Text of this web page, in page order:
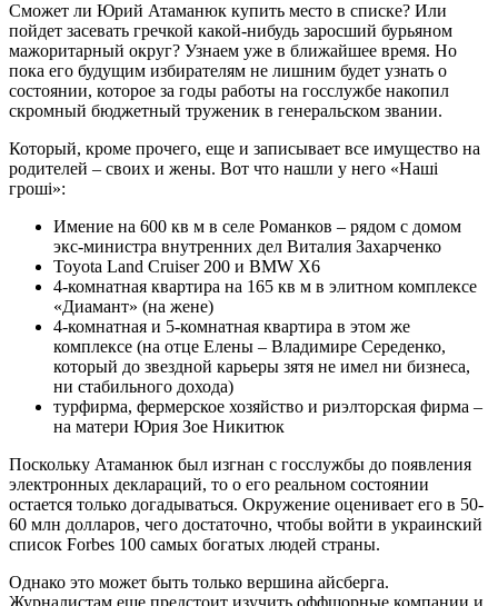
Сможет ли Юрий Атаманюк купить место в списке? Или
пойдет засевать гречкой какой-нибудь заросший бурьяном
мажоритарный округ? Узнаем уже в ближайшее время. Но
пока его будущим избирателям не лишним будет узнать о
состоянии, которое за годы работы на госслужбе накопил
скромный бюджетный труженик в генеральском звании.
Который, кроме прочего, еще и записывает все имущество на
родителей – своих и жены. Вот что нашли у него «Наші
гроші»:
Имение на 600 кв м в селе Романков – рядом с домом
экс-министра внутренних дел Виталия Захарченко
Toyota Land Cruiser 200 и BMW X6
4-комнатная квартира на 165 кв м в элитном комплексе
«Диамант» (на жене)
4-комнатная и 5-комнатная квартира в этом же
комплексе (на отце Елены – Владимире Середенко,
который до звездной карьеры зятя не имел ни бизнеса,
ни стабильного дохода)
турфирма, фермерское хозяйство и риэлторская фирма –
на матери Юрия Зое Никитюк
Поскольку Атаманюк был изгнан с госслужбы до появления
электронных деклараций, то о его реальном состоянии
остается только догадываться. Окружение оценивает его в 50-
60 млн долларов, чего достаточно, чтобы войти в украинский
список Forbes 100 самых богатых людей страны.
Однако это может быть только вершина айсберга.